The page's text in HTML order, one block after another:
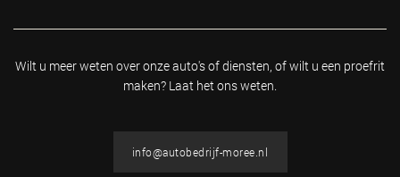
Wilt u meer weten over onze auto's of diensten, of wilt u een proefrit
maken? Laat het ons weten.
info@autobedrijf-moree.nl